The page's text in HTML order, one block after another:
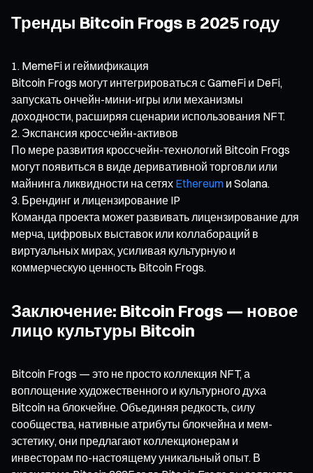
Тренды Bitcoin Frogs в 2025 году
MemeFi и геймификация
Bitcoin Frogs могут интегрироваться с GameFi и DeFi,
запускать ончейн-мини-игры или механизмы
доходности, расширяя сценарии использования NFT.
Экспансия кроссчейн-активов
По мере развития кроссчейн-технологий Bitcoin Frogs
могут появиться в виде деривативной торговли или
майнинга ликвидности на сетях Ethereum и Solana.
Брендинг и лицензирование IP
Команда проекта может развивать лицензирование для
мерча, цифровых выставок или коллабораций в
виртуальных мирах, усиливая культурную и
коммерческую ценность Bitcoin Frogs.
Заключение: Bitcoin Frogs — новое
лицо культуры Bitcoin
Bitcoin Frogs — это не просто коллекция NFT, а
воплощение художественного и культурного духа
Bitcoin на блокчейне. Объединяя редкость, силу
сообщества, нативные атрибуты блокчейна и мем-
эстетику, они предлагают коллекционерам и
инвесторам по-настоящему уникальный опыт. В